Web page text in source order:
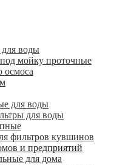
воды
мойку проточные
осмоса
для воды
для воды
фильтров кувшинов
и предприятий
для дома